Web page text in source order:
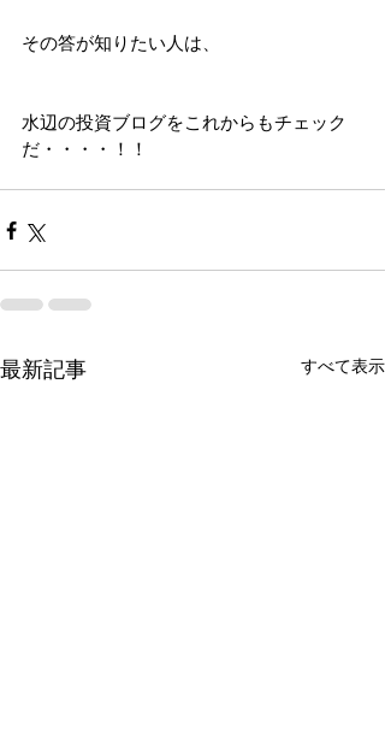
その答が知りたい人は、
水辺の投資ブログをこれからもチェック
だ・・・・！！
最新記事 すべて表示